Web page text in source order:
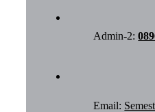
Admin-2:
Email: